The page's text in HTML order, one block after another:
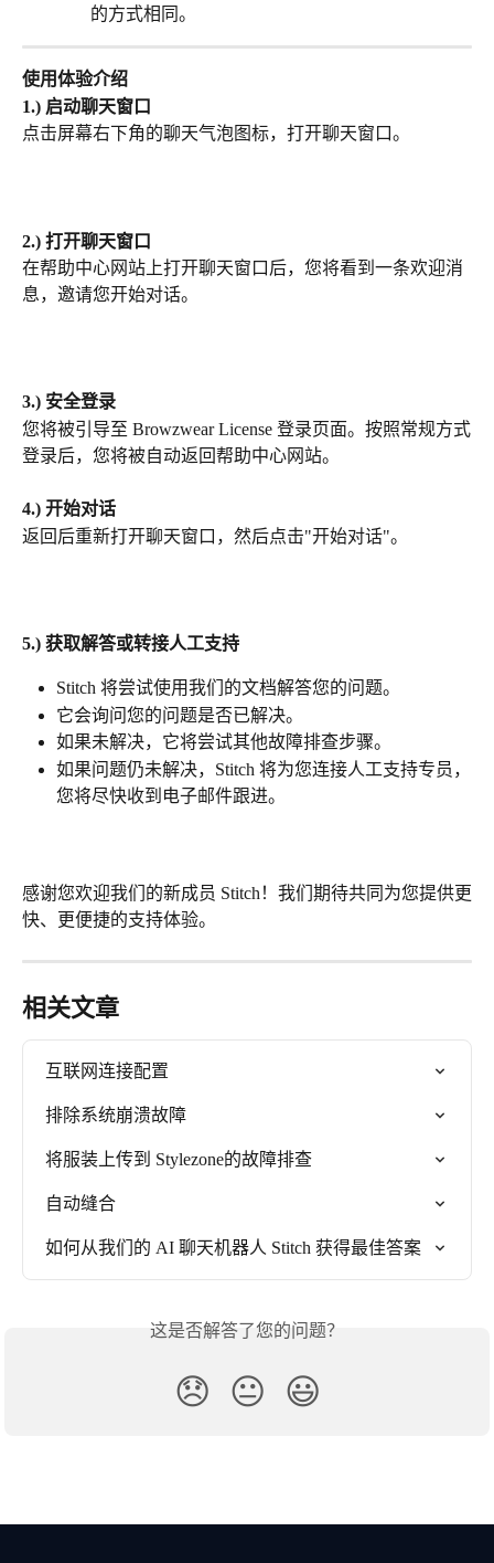
的方式相同。
使用体验介绍
1.) 启动聊天窗口
点击屏幕右下角的聊天气泡图标，打开聊天窗口。
2.) 打开聊天窗口
在帮助中心网站上打开聊天窗口后，您将看到一条欢迎消
息，邀请您开始对话。
3.) 安全登录
您将被引导至 Browzwear License 登录页面。按照常规方式
登录后，您将被自动返回帮助中心网站。
4.) 开始对话
返回后重新打开聊天窗口，然后点击"开始对话"。
5.) 获取解答或转接人工支持
Stitch 将尝试使用我们的文档解答您的问题。
它会询问您的问题是否已解决。
如果未解决，它将尝试其他故障排查步骤。
如果问题仍未解决，Stitch 将为您连接人工支持专员，
您将尽快收到电子邮件跟进。
感谢您欢迎我们的新成员 Stitch！我们期待共同为您提供更
快、更便捷的支持体验。
相关文章
互联网连接配置
排除系统崩溃故障
将服装上传到 Stylezone的故障排查
自动缝合
如何从我们的 AI 聊天机器人 Stitch 获得最佳答案
这是否解答了您的问题？
😞 😐 😃